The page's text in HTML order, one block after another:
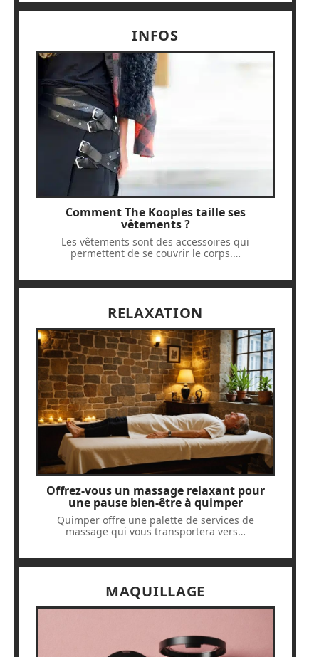
INFOS
Comment The Kooples taille ses
vêtements ?
Les vêtements sont des accessoires qui
permettent de se couvrir le corps.…
RELAXATION
Offrez-vous un massage relaxant pour
une pause bien-être à quimper
Quimper offre une palette de services de
massage qui vous transportera vers…
MAQUILLAGE